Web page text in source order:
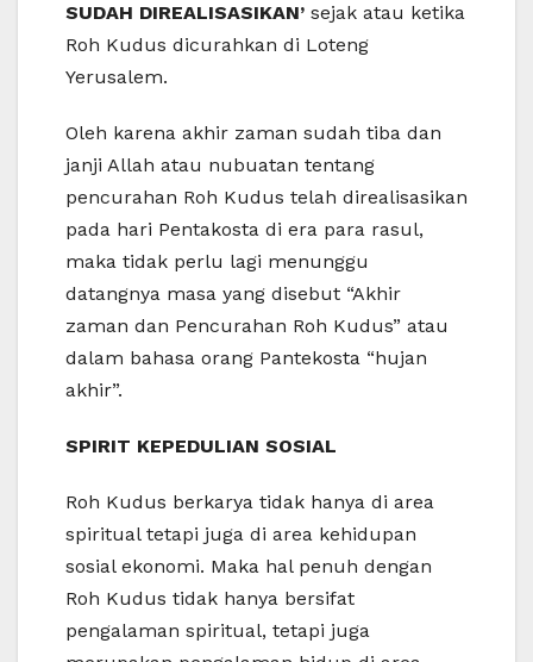
SUDAH DIREALISASIKAN’ sejak atau ketika
Roh Kudus dicurahkan di Loteng
Yerusalem.
Oleh karena akhir zaman sudah tiba dan
janji Allah atau nubuatan tentang
pencurahan Roh Kudus telah direalisasikan
pada hari Pentakosta di era para rasul,
maka tidak perlu lagi menunggu
datangnya masa yang disebut “Akhir
zaman dan Pencurahan Roh Kudus” atau
dalam bahasa orang Pantekosta “hujan
akhir”.
SPIRIT KEPEDULIAN SOSIAL
Roh Kudus berkarya tidak hanya di area
spiritual tetapi juga di area kehidupan
sosial ekonomi. Maka hal penuh dengan
Roh Kudus tidak hanya bersifat
pengalaman spiritual, tetapi juga